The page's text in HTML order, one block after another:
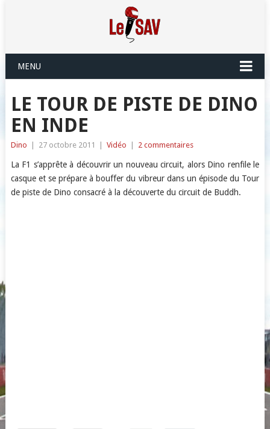
MENU
LE TOUR DE PISTE DE DINO
EN INDE
Dino 27 octobre 2011 Vidéo 2 commentaires
La F1 s’apprête à découvrir un nouveau circuit, alors Dino renfile le
casque et se prépare à bouffer du vibreur dans un épisode du Tour
de piste de Dino consacré à la découverte du circuit de Buddh.